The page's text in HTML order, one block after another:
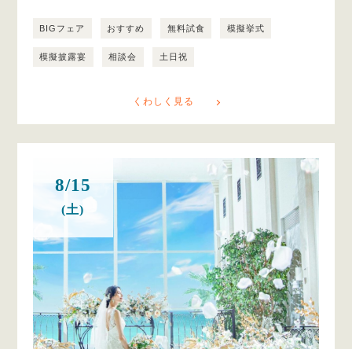
BIGフェア おすすめ 無料試食 模擬挙式
模擬披露宴 相談会 土日祝
くわしく見る
8/15
(土)